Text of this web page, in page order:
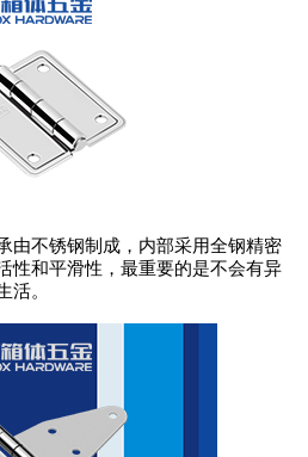
由不锈钢制成，内部采用全钢精密
性和平滑性，最重要的是不会有异
活。